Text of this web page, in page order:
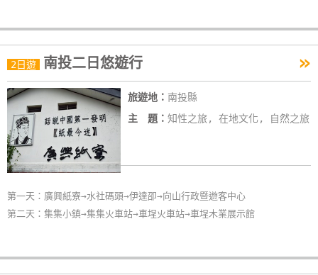
2日遊 南投二日悠遊行 »
旅遊地： 南投縣
主 題： 知性之旅, 在地文化, 自然之旅
第一天：廣興紙寮→水社碼頭→伊達卲→向山行政暨遊客中心
第二天：集集小鎮→集集火車站→車埕火車站→車埕木業展示館